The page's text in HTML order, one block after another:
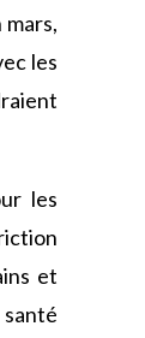
les
les
et